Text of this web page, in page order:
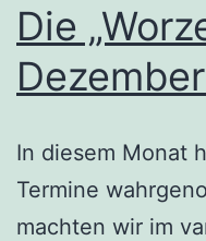
Die
In diesem Monat
Termine
machten wir im